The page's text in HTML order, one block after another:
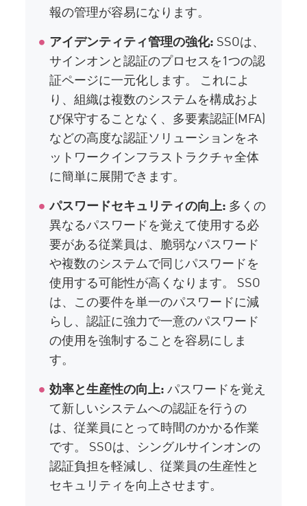
報の管理が容易になります。
アイデンティティ管理の強化: SSOは、
サインオンと認証のプロセスを1つの認
証ページに一元化します。 これによ
り、組織は複数のシステムを構成およ
び保守することなく、多要素認証(MFA)
などの高度な認証ソリューションをネ
ットワークインフラストラクチャ全体
に簡単に展開できます。
パスワードセキュリティの向上: 多くの
異なるパスワードを覚えて使用する必
要がある従業員は、脆弱なパスワード
や複数のシステムで同じパスワードを
使用する可能性が高くなります。 SSO
は、この要件を単一のパスワードに減
らし、認証に強力で一意のパスワード
の使用を強制することを容易にしま
す。
効率と生産性の向上:パスワードを覚え
て新しいシステムへの認証を行うの
は、従業員にとって時間のかかる作業
です。 SSOは、シングルサインオンの
認証負担を軽減し、従業員の生産性と
セキュリティを向上させます。